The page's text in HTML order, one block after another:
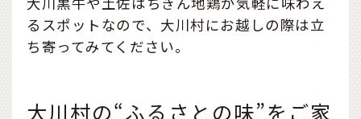
るスポットなので、大川村にお越しの際は立
ち寄ってみてください。
大川村の“ふるさとの味”をご家